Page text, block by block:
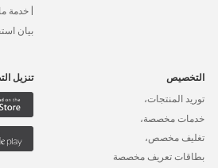
| خدمة
بيان
التخصيص
توريد المنتجات،
خدمات مخصصة،
تغليف مخصص،
بطاقات تعريف مخصصة
تنزيل